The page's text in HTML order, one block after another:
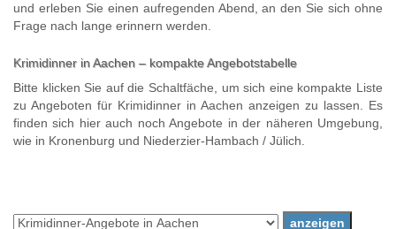
und erleben Sie einen aufregenden Abend, an den Sie sich ohne
Frage nach lange erinnern werden.
Krimidinner in Aachen – kompakte Angebotstabelle
Bitte klicken Sie auf die Schaltfäche, um sich eine kompakte Liste
zu Angeboten für Krimidinner in Aachen anzeigen zu lassen. Es
finden sich hier auch noch Angebote in der näheren Umgebung,
wie in Kronenburg und Niederzier-Hambach / Jülich.